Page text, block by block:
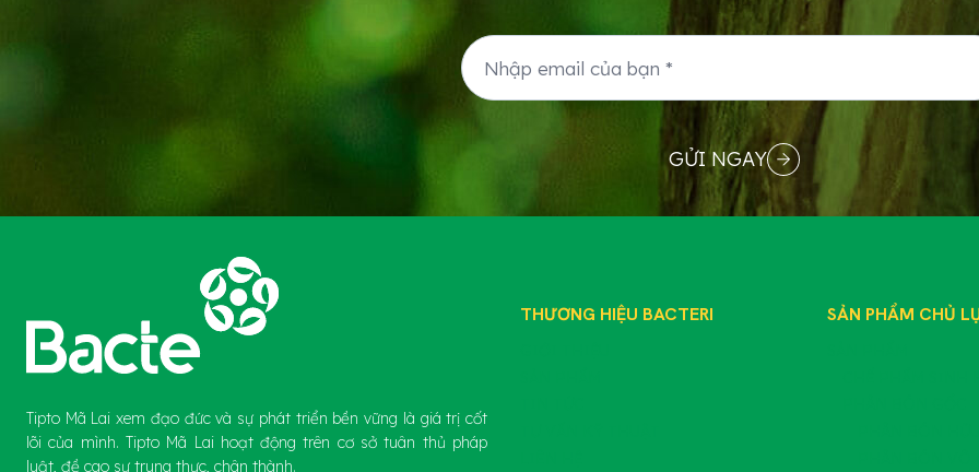
GỬI NGAY
Tipto Mã Lai xem đạo đức và sự phát triển bền vững là giá trị cốt
lõi của mình. Tipto Mã Lai hoạt động trên cơ sở tuân thủ pháp
luật, đề cao sự trung thực, chân thành.
THƯƠNG HIỆU BACTERI SẢN PHẨM CHỦ